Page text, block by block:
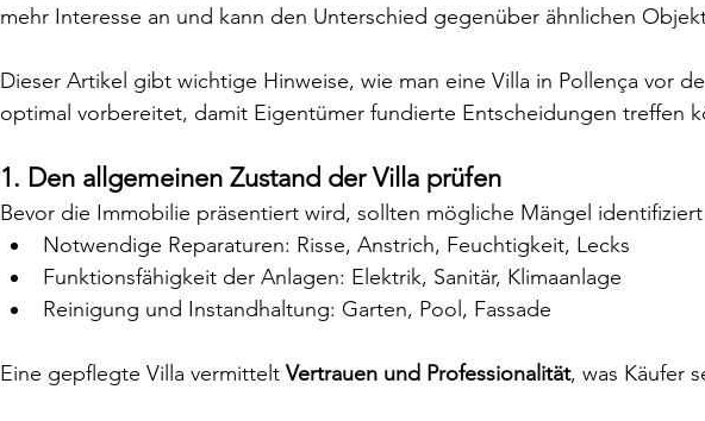
mehr Interesse an und kann den Unterschied gegenüber ähnlichen
Dieser Artikel gibt wichtige Hinweise, wie man eine Villa in Pollença vor
optimal vorbereitet, damit Eigentümer fundierte Entscheidungen treffen
1. Den allgemeinen Zustand der Villa prüfen
Bevor die Immobilie präsentiert wird, sollten mögliche Mängel
Notwendige Reparaturen: Risse, Anstrich, Feuchtigkeit, Lecks
Funktionsfähigkeit der Anlagen: Elektrik, Sanitär, Klimaanlage
Reinigung und Instandhaltung: Garten, Pool, Fassade
Eine gepflegte Villa vermittelt Vertrauen und Professionalität, was Käufer